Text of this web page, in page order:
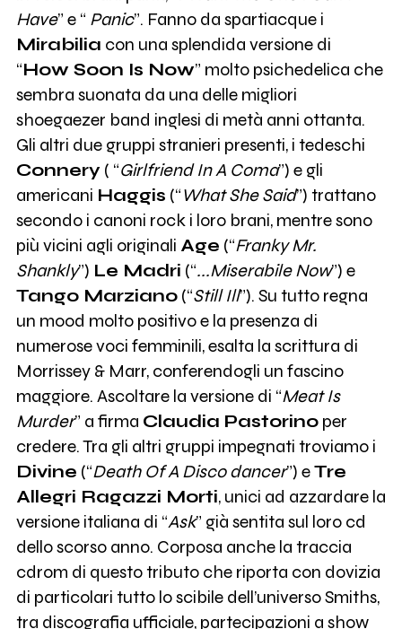
Have” e “ Panic”. Fanno da spartiacque i
Mirabilia con una splendida versione di
“How Soon Is Now” molto psichedelica che
sembra suonata da una delle migliori
shoegaezer band inglesi di metà anni ottanta.
Gli altri due gruppi stranieri presenti, i tedeschi
Connery( “Girlfriend In A Coma”) e gli
americani Haggis (“What She Said”) trattano
secondo i canoni rock i loro brani, mentre sono
più vicini agli originali Age (“Franky Mr.
Shankly”) Le Madri (“...Miserabile Now”) e
Tango Marziano(“Still Ill”). Su tutto regna
un mood molto positivo e la presenza di
numerose voci femminili, esalta la scrittura di
Morrissey & Marr, conferendogli un fascino
maggiore. Ascoltare la versione di “Meat Is
Murder” a firma Claudia Pastorinoper
credere. Tra gli altri gruppi impegnati troviamo i
Divine (“Death Of A Disco dancer”) eTre
Allegri Ragazzi Morti, unici ad azzardare la
versione italiana di “Ask” già sentita sul loro cd
dello scorso anno. Corposa anche la traccia
cdrom di questo tributo che riporta con dovizia
di particolari tutto lo scibile dell’universo Smiths,
tra discografia ufficiale, partecipazioni a show